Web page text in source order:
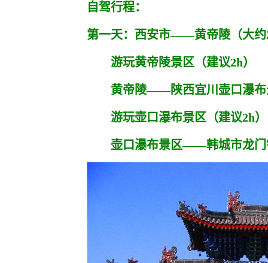
自驾行程：
第一天：西安市——黄帝陵（大约
游玩黄帝陵景区（建议2h）
黄帝陵——陕西宜川壶口瀑布
游玩壶口瀑布景区（建议2h）
壶口瀑布景区——韩城市龙门